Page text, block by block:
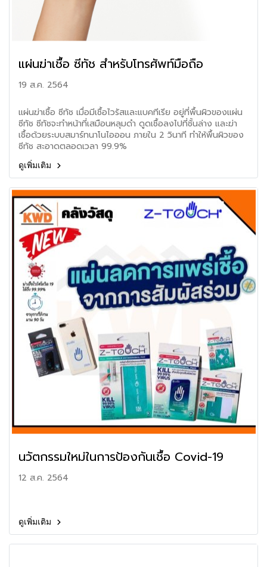
แผ่นฆ่าเชื้อ ซีทัช สำหรับโทรศัพท์มือถือ
19 ส.ค. 2564
แผ่นฆ่าเชื้อ ซีทัช เมื่อมีเชื้อไวรัสและแบคทีเรีย อยู่ที่พื้นผิวของแผ่น
ซีทัช ซีทัชจะทำหน้าที่เสมือนหลุมดำ ดูดเชื้อลงไปที่ชั้นล่าง และฆ่า
เชื้อด้วยระบบสมาร์ทนาโนไอออน ภายใน 2 วินาที ทำให้พื้นผิวของ
ซีทัช สะอาดตลอดเวลา 99.9%
ดูเพิ่มเติม
นวัตกรรมใหม่ในการป้องกันเชื้อ Covid-19
12 ส.ค. 2564
ดูเพิ่มเติม